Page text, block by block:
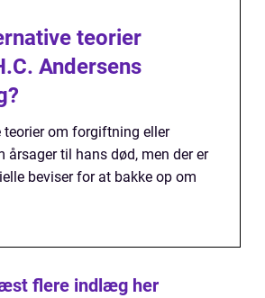
teorier
Andersens
teorier om forgiftning eller
årsager til hans død, men der er
beviser for at bakke op om
flere indlæg her